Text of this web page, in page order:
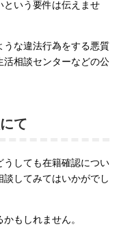
という要件は伝えませ
うな違法行為をする悪質
相談センターなどの公
て
しても在籍確認につい
してみてはいかがでし
もしれません。